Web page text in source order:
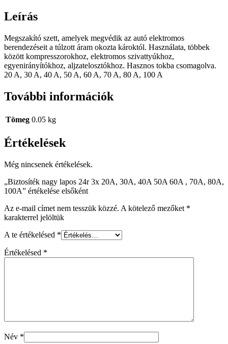
Leírás
Megszakító szett, amelyek megvédik az autó elektromos
berendezéseit a túlzott áram okozta károktól. Használata, többek
között kompresszorokhoz, elektromos szivattyúkhoz,
egyenirányítókhoz, aljzatelosztókhoz. Hasznos tokba csomagolva.
20 A, 30 A, 40 A, 50 A, 60 A, 70 A, 80 A, 100 A
További információk
Tömeg 0.05 kg
Értékelések
Még nincsenek értékelések.
„Biztosíték nagy lapos 24r 3x 20A, 30A, 40A 50A 60A , 70A, 80A,
100A” értékelése elsőként
Az e-mail címet nem tesszük közzé. A kötelező mezőket *
karakterrel jelöltük
A te értékelésed *
Értékelésed *
Név *